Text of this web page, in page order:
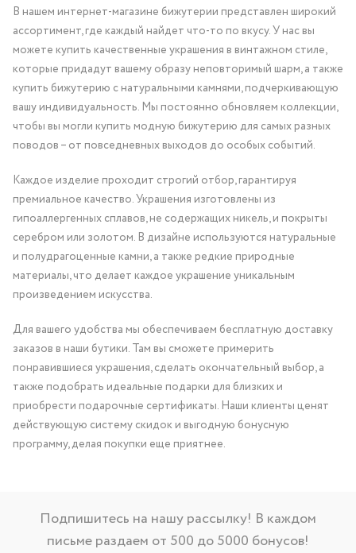
В нашем интернет-магазине бижутерии представлен широкий
ассортимент, где каждый найдет что-то по вкусу. У нас вы
можете купить качественные украшения в винтажном стиле,
которые придадут вашему образу неповторимый шарм, а также
купить бижутерию с натуральными камнями, подчеркивающую
вашу индивидуальность. Мы постоянно обновляем коллекции,
чтобы вы могли купить модную бижутерию для самых разных
поводов – от повседневных выходов до особых событий.
Каждое изделие проходит строгий отбор, гарантируя
премиальное качество. Украшения изготовлены из
гипоаллергенных сплавов, не содержащих никель, и покрыты
серебром или золотом. В дизайне используются натуральные
и полудрагоценные камни, а также редкие природные
материалы, что делает каждое украшение уникальным
произведением искусства.
Для вашего удобства мы обеспечиваем бесплатную доставку
заказов в наши бутики. Там вы сможете примерить
понравившиеся украшения, сделать окончательный выбор, а
также подобрать идеальные подарки для близких и
приобрести подарочные сертификаты. Наши клиенты ценят
действующую систему скидок и выгодную бонусную
программу, делая покупки еще приятнее.
Подпишитесь на нашу рассылку! В каждом
письме раздаем от 500 до 5000 бонусов!